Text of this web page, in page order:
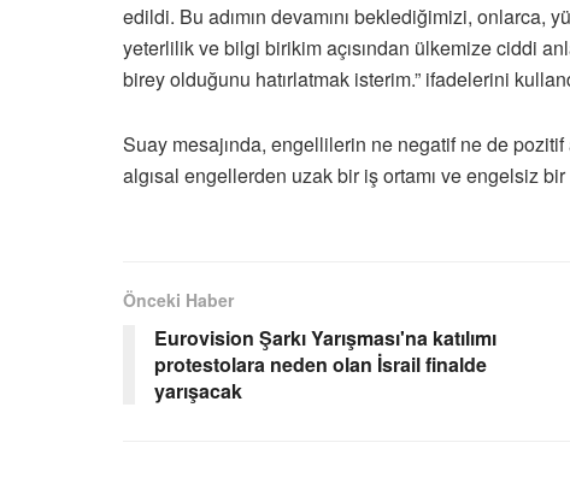
edildi. Bu adımın devamını beklediğimizi,
yeterlilik ve bilgi birikim açısından ülkemize ciddi
birey olduğunu hatırlatmak isterim.” ifadelerini
Suay mesajında, engellilerin ne negatif ne de
algısal engellerden uzak bir iş ortamı ve engelsiz
Önceki Haber
Eurovision Şarkı Yarışması'na katılımı
protestolara neden olan İsrail finalde
yarışacak